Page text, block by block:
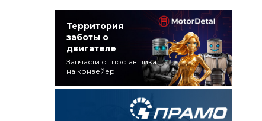
Территория
заботы о
двигателе
Запчасти от поставщика
на конвейер